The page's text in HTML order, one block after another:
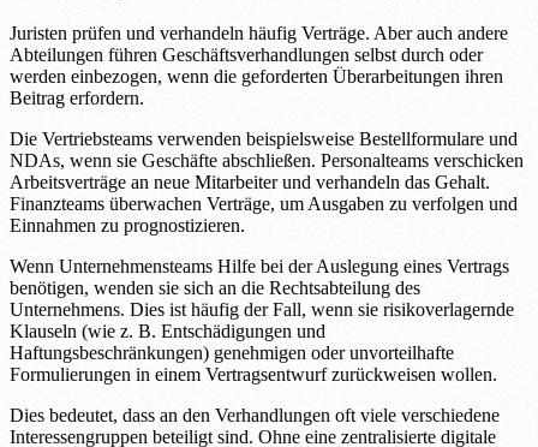
Juristen prüfen und verhandeln häufig Verträge. Aber auch andere
Abteilungen führen Geschäftsverhandlungen selbst durch oder
werden einbezogen, wenn die geforderten Überarbeitungen ihren
Beitrag erfordern.
Die Vertriebsteams verwenden beispielsweise Bestellformulare und
NDAs, wenn sie Geschäfte abschließen. Personalteams verschicken
Arbeitsverträge an neue Mitarbeiter und verhandeln das Gehalt.
Finanzteams überwachen Verträge, um Ausgaben zu verfolgen und
Einnahmen zu prognostizieren.
Wenn Unternehmensteams Hilfe bei der Auslegung eines Vertrags
benötigen, wenden sie sich an die Rechtsabteilung des
Unternehmens. Dies ist häufig der Fall, wenn sie risikoverlagernde
Klauseln (wie z. B. Entschädigungen und
Haftungsbeschränkungen) genehmigen oder unvorteilhafte
Formulierungen in einem Vertragsentwurf zurückweisen wollen.
Dies bedeutet, dass an den Verhandlungen oft viele verschiedene
Interessengruppen beteiligt sind. Ohne eine zentralisierte digitale